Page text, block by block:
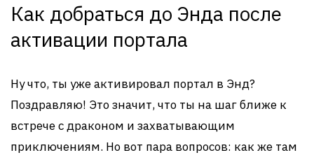
Как добраться до Энда после
активации портала
Ну что, ты уже активировал портал в Энд?
Поздравляю! Это значит, что ты на шаг ближе к
встрече с драконом и захватывающим
приключениям. Но вот пара вопросов: как же там